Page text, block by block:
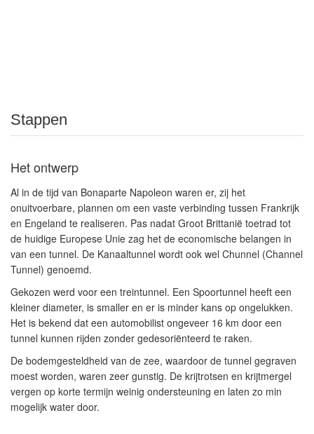
Stappen
Het ontwerp
Al in de tijd van Bonaparte Napoleon waren er, zij het
onuitvoerbare, plannen om een vaste verbinding tussen Frankrijk
en Engeland te realiseren. Pas nadat Groot Brittanië toetrad tot
de huidige Europese Unie zag het de economische belangen in
van een tunnel. De Kanaaltunnel wordt ook wel Chunnel (Channel
Tunnel) genoemd.
Gekozen werd voor een treintunnel. Een Spoortunnel heeft een
kleiner diameter, is smaller en er is minder kans op ongelukken.
Het is bekend dat een automobilist ongeveer 16 km door een
tunnel kunnen rijden zonder gedesoriënteerd te raken.
De bodemgesteldheid van de zee, waardoor de tunnel gegraven
moest worden, waren zeer gunstig. De krijtrotsen en krijtmergel
vergen op korte termijn weinig ondersteuning en laten zo min
mogelijk water door.